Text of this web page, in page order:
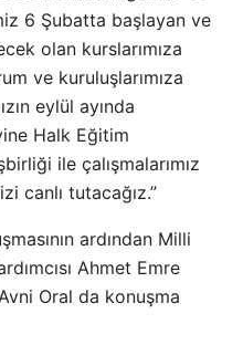
6 Şubatta başlayan ve
olan kurslarımıza
ve kuruluşlarımıza
eylül ayında
Halk Eğitim
ile çalışmalarımız
canlı tutacağız.”
ardından Milli
Ahmet Emre
Oral da konuşma